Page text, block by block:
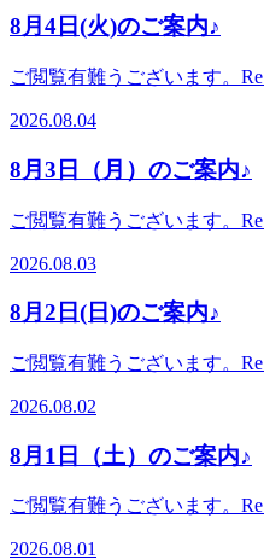
問い合わせください^^
多摩平の森3FRe.Ra.Ku イオ
ス〉JR中央線豊田駅から徒
からもアクセス◎高幡不動・
分圏内。〈電話番号〉042-
問い合わせください^^
空きがございます。10:10-
す。。・*.。・*.。・*.。・
過ごしでしょうか？先日知
見せてもらいました。皆で
ビニールプールが設置され
難しいそうです。ゆるやか
急すぎてもいけない。程よ
いますでしょうか？お楽し
*.。・*.。・*.。・*.。・*.。
ケア♪〈営業時間〉終日:10時
3FRe.Ra.Ku イオンモール多
線豊田駅から徒歩5分八王子
セス◎高幡不動・南平からは
ドライビングスクール・多
〈電話番号〉042-843-1147
ていてもご案内出来る場合
8月4日(火)のご案内♪
ご閲覧有難うございます。
*.。・*8月4日(火) 空き情報
空きがございます。10:10-
内可能となっております。
*.。・。 。。・*.。・*.。・
ッチ』を取り入れたリラク
日:10時00分～21時(20時20分
2-4-1 イオンモール多摩平の
平の森店〈アクセス〉JR中
駅・日野駅・立川駅からも
平図書館から徒歩10分圏内
ります。お気軽にお問い合わ
2026.08.04
8月3日（月）のご案内♪
ご閲覧有難うございます。
*.。・*8月3日(月) 空き情報
空きがございます。10:10-
す。。・*.。・*.。・*.。・
様ですね。いかがお過ごし
かったり、のぼせたりする
5℃の泡のパチパチのスプレ
の香りでリラックス！この
い1日をお過ごしください♪
ッチ』を取り入れたリラク系
2026.08.03
8月2日(日)のご案内♪
ご閲覧有難うございます。
*.。・*8月2日(日) 空き情報
空きがございます。10:10-
す。。・*.。・*.。・*.。・
すね。いかがお過ごしでし
に「なす」や「きゅうり」
2026.08.02
8月1日（土）のご案内♪
ご閲覧有難うございます。
2026.08.01